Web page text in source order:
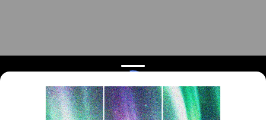
Поиск запчастей О проекте